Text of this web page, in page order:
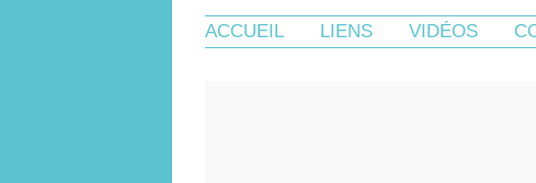
ACCUEIL LIENS VIDÉOS